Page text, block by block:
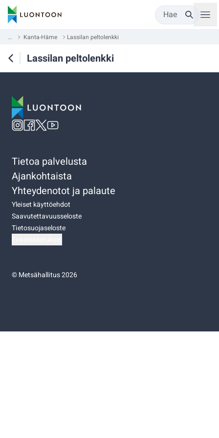
Hae
... Kanta-Häme Lassilan peltolenkki
Lassilan peltolenkki
Tietoa palvelusta
Ajankohtaista
Yhteydenotot ja palaute
Yleiset käyttöehdot
Saavutettavuusseloste
Tietosuojaseloste
©Metsähallitus 2026